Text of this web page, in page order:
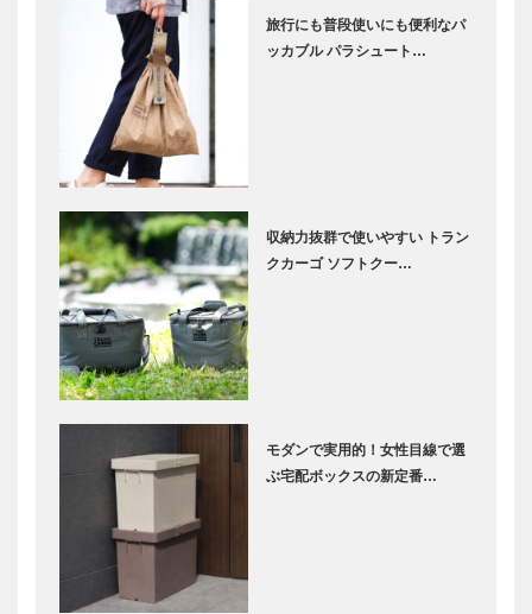
旅行にも普段使いにも便利なパ
ッカブル パラシュート…
収納力抜群で使いやすい トラン
クカーゴ ソフトクー…
モダンで実用的！女性目線で選
ぶ宅配ボックスの新定番…